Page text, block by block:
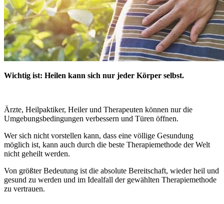
Wichtig ist: Heilen kann sich nur jeder Körper selbst.
Ärzte, Heilpaktiker, Heiler und Therapeuten können nur die
Umgebungsbedingungen verbessern und Türen öffnen.
Wer sich nicht vorstellen kann, dass eine völlige Gesundung
möglich ist, kann auch durch die beste Therapiemethode der Welt
nicht geheilt werden.
Von größter Bedeutung ist die absolute Bereitschaft, wieder heil und
gesund zu werden und im Idealfall der gewählten Therapiemethode
zu vertrauen.